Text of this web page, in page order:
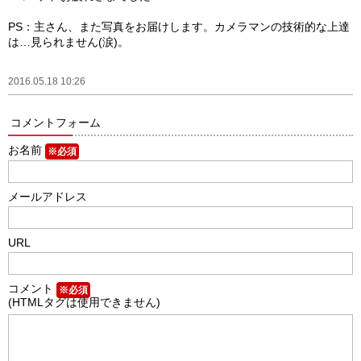
PS：主さん、また写真をお届けします。カメラマンの技術的な上達
は…見られません(涙)。
2016.05.18 10:26
コメントフォーム
お名前 ※必須
メールアドレス
URL
コメント ※必須
(HTMLタグは使用できません)